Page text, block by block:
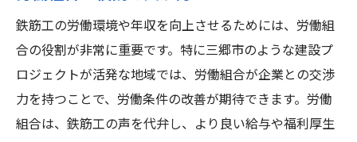
鉄筋工の労働環境や年収を向上させるためには、労働組
合の役割が非常に重要です。特に三郷市のような建設プ
ロジェクトが活発な地域では、労働組合が企業との交渉
力を持つことで、労働条件の改善が期待できます。労働
組合は、鉄筋工の声を代弁し、より良い給与や福利厚生